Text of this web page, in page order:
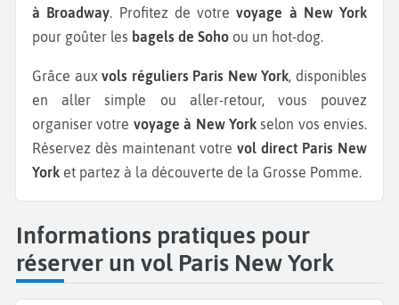
à Broadway. Profitez de votrevoyage à New York
pour goûter les bagels de Soho ou un hot-dog.
Grâce auxvols réguliers Paris New York , disponibles
en aller simple ou aller-retour, vous pouvez
organiser votre voyage à New Yorkselon vos envies.
Réservez dès maintenant votre vol direct Paris New
York et partez à la découverte de la Grosse Pomme.
Informations pratiques pour
réserver un vol Paris New York